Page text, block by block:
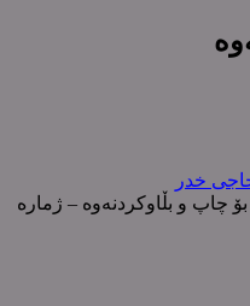
خدر
چاپ و بڵاوکردنەوە – ژمارە